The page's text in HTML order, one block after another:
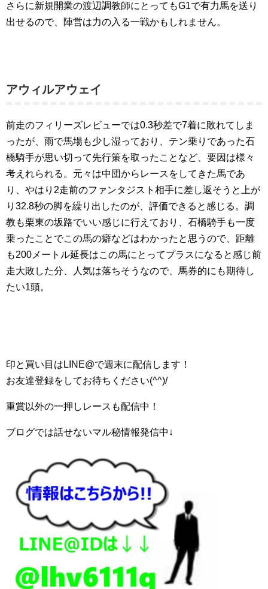
さらに新規開業の渡辺調教師にとってもG1で有力馬を送り
出せるので、陣営は力の入る一戦かもしれません。
アウィルアウェイ
前走のフィリーズレビューでは0.3秒差で7着に敗れてしま
ったが、雨で馬場も少し湿っており、テン乗りであった石
橋騎手が思い切って先行策を取ったことなど、要因は様々
考えれられる。元々は中団からレースをしてきた馬であ
り、やはり2走前のファンタジスト相手に差し返そうと上が
り32.8秒の脚を繰り出したのが、評価できると感じる。調
教も栗東の坂路でいい感じに行えており、石橋騎手も一度
乗ったことでこの馬の癖などはわかったと思うので、距離
も200メートル延長はこの馬にとってプラスになると感じ前
走大敗した分、人気は落ちそうなので、馬券的にも期待し
たい1頭。
印と買い目はLINE@で週末に配信します！
お友達登録をしてお待ちください(^^)/
重賞以外の一押しレースも配信中！
ブログでは話せないマル秘情報発信中↓